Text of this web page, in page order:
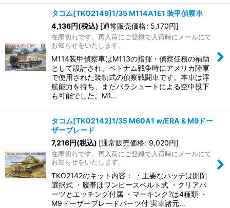
タコム[TKO2149]1/35 M114A1E1 装甲偵察車
4,136円(税込) [通常販売価格: 5,170円]
在庫切れです。再入荷にご登録で入荷時にメールにて
お知らせをいたします。
M114装甲偵察車はM113の指揮・偵察任務の補助
として設計され、ベトナム戦争時にアメリカ陸軍
で使用された装軌式の偵察戦闘車です。本車は浮
航能力を持ち、またパラシュートによる空中投下
も可能でした。M1…
タコム[TKO2142]1/35 M60A1 w/ERA & M9ドー
ザーブレード
7,216円(税込) [通常販売価格: 9,020円]
在庫切れです。再入荷にご登録で入荷時にメールにて
お知らせをいたします。
TKO2142のキット内容： ・主要なハッチは開閉
選択式 ・履帯はワンピースベルト式 ・クリアパ
ーツとエッチング付属 ・マーキンク?は4種類 ・
M9ドーザーブレードパーツ付 実車諸元…